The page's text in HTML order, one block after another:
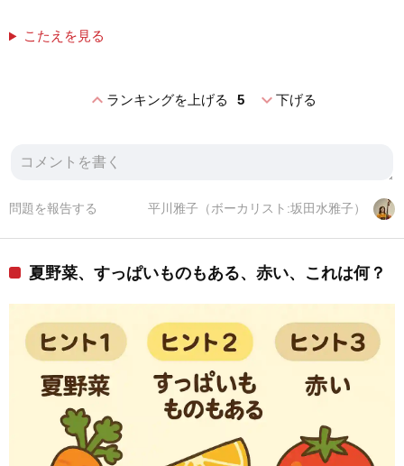
こたえを見る
expand_lessランキングを上げる 5 expand_more下げる
平川雅子（ボーカリスト:坂田水雅子）
問題を報告する
夏野菜、すっぱいものもある、赤い、これは何？